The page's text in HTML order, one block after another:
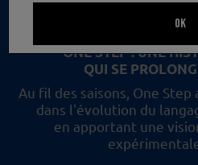
ONE STEP : UNE
QUI SE
Au fil des saisons, One
dans l'évolution du
en apportant une
OK